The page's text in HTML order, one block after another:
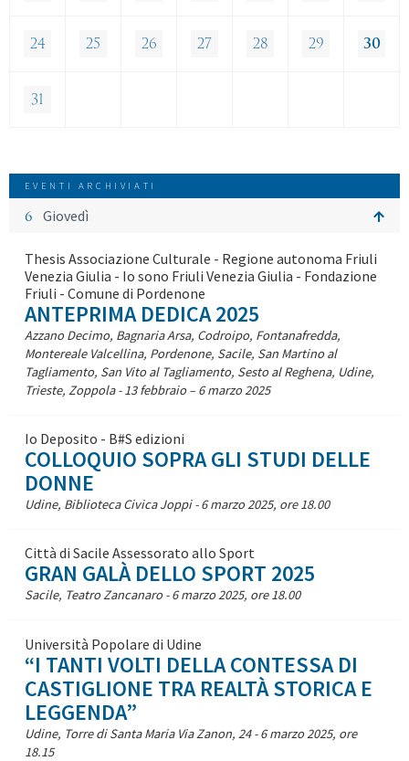
24 25 26 27 28 29 30
31
EVENTI ARCHIVIATI
6 Giovedì
Thesis Associazione Culturale - Regione autonoma Friuli
Venezia Giulia - Io sono Friuli Venezia Giulia - Fondazione
Friuli - Comune di Pordenone
ANTEPRIMA DEDICA 2025
Azzano Decimo, Bagnaria Arsa, Codroipo, Fontanafredda,
Montereale Valcellina, Pordenone, Sacile, San Martino al
Tagliamento, San Vito al Tagliamento, Sesto al Reghena, Udine,
Trieste, Zoppola - 13 febbraio – 6 marzo 2025
Io Deposito - B#S edizioni
COLLOQUIO SOPRA GLI STUDI DELLE
DONNE
Udine, Biblioteca Civica Joppi - 6 marzo 2025, ore 18.00
Città di Sacile Assessorato allo Sport
GRAN GALÀ DELLO SPORT 2025
Sacile, Teatro Zancanaro - 6 marzo 2025, ore 18.00
Università Popolare di Udine
“I TANTI VOLTI DELLA CONTESSA DI
CASTIGLIONE TRA REALTÀ STORICA E
LEGGENDA”
Udine, Torre di Santa Maria Via Zanon, 24 - 6 marzo 2025, ore
18.15